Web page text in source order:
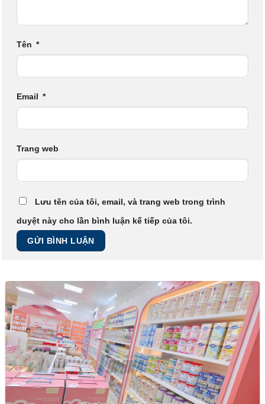
Tên *
Email *
Trang web
Lưu tên của tôi, email, và trang web trong trình
duyệt này cho lần bình luận kế tiếp của tôi.